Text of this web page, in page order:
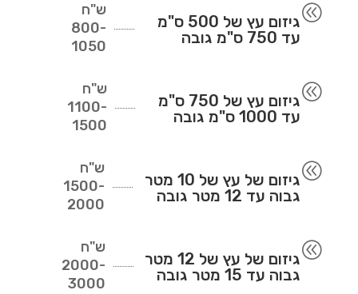
@
גיזום עץ של 500 ס"מ
עד 750 ס"מ גובה
ש"ח
800-
1050
@
גיזום עץ של 750 ס"מ
עד 1000 ס"מ גובה
ש"ח
1100-
1500
@
גיזום של עץ של 10 מטר
גבוה עד 12 מטר גובה
ש"ח
1500-
2000
@
גיזום של עץ של 12 מטר
גבוה עד 15 מטר גובה
ש"ח
2000-
3000